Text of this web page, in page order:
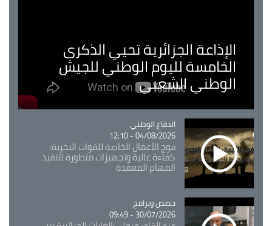
الإذاعة الجزائرية تحيي الذكرى
الخامسة لليوم الوطني للجيش
الوطني الشعبي
Catégorie
الدفاع الوطني
04/08/2026 - 12:10
فوج الأعمال الخاصة للقوات البحرية:
كفاءة عالية وتجهيزات متطورة لتنفيذ
المهام المعقدة
Catégorie
حصص وبرامج
30/07/2026 - 09:49